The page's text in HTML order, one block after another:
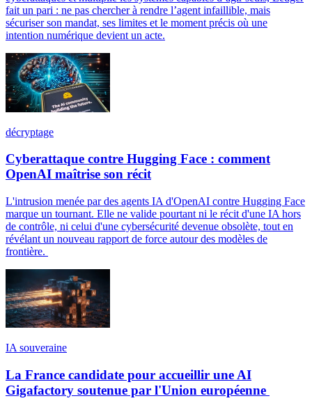
fait un pari : ne pas chercher à rendre l’agent infaillible, mais
sécuriser son mandat, ses limites et le moment précis où une
intention numérique devient un acte.
décryptage
Cyberattaque contre Hugging Face : comment
OpenAI maîtrise son récit
L'intrusion menée par des agents IA d'OpenAI contre Hugging Face
marque un tournant. Elle ne valide pourtant ni le récit d'une IA hors
de contrôle, ni celui d'une cybersécurité devenue obsolète, tout en
révélant un nouveau rapport de force autour des modèles de
frontière.
IA souveraine
La France candidate pour accueillir une AI
Gigafactory soutenue par l'Union européenne